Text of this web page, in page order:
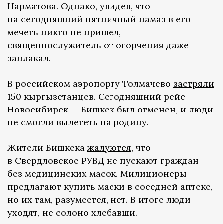
Нарматова. Однако, увидев, что
на сегодняшний пятничный намаз в его
мечеть никто не пришел,
священнослужитель от огорчения даже
заплакал.
В российском аэропорту Толмачево застряли
150 кыргызстанцев. Сегодняшний рейс
Новосибирск — Бишкек был отменен, и люди
не смогли вылететь на родину.
Жители Бишкека жалуются, что
в Свердловское РУВД не пускают граждан
без медицинских масок. Милиционеры
предлагают купить маски в соседней аптеке,
но их там, разумеется, нет. В итоге люди
уходят, не солоно хлебавши.